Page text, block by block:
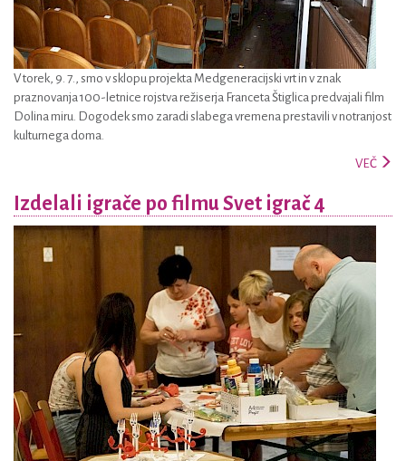
V torek, 9. 7., smo v sklopu projekta Medgeneracijski vrt in v znak
praznovanja 100-letnice rojstva režiserja Franceta Štiglica predvajali film
Dolina miru. Dogodek smo zaradi slabega vremena prestavili v notranjost
kulturnega doma.
VEČ
Izdelali igrače po filmu Svet igrač 4